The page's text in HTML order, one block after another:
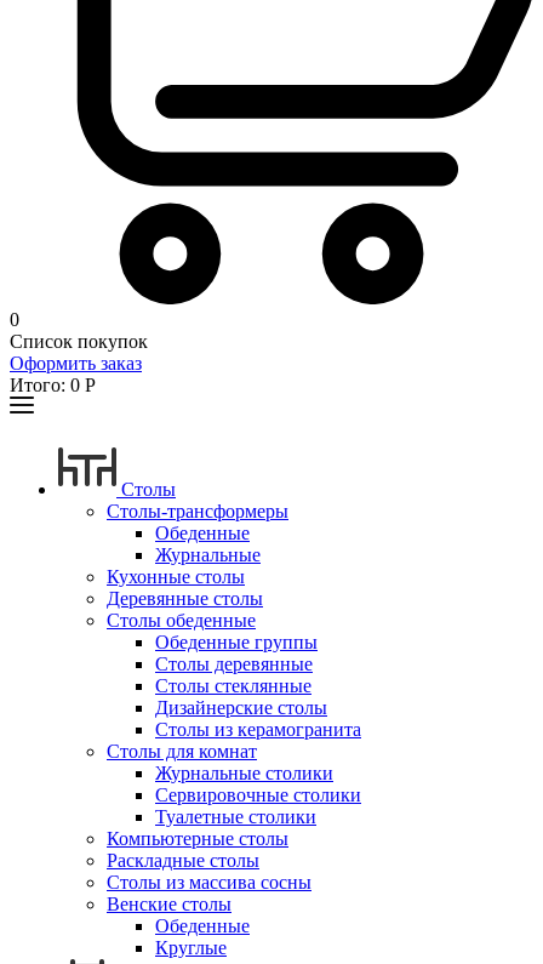
0
Список покупок
Оформить заказ
Итого: 0 Р
Столы
Столы-трансформеры
Обеденные
Журнальные
Кухонные столы
Деревянные столы
Столы обеденные
Обеденные группы
Столы деревянные
Столы стеклянные
Дизайнерские столы
Столы из керамогранита
Столы для комнат
Журнальные столики
Сервировочные столики
Туалетные столики
Компьютерные столы
Раскладные столы
Столы из массива сосны
Венские столы
Обеденные
Круглые